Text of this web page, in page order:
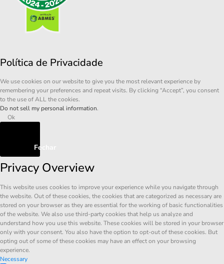
Política de Privacidade
We use cookies on our website to give you the most relevant experience by
remembering your preferences and repeat visits. By clicking “Accept”, you consent
to the use of ALL the cookies.
Do not sell my personal information.
Ok
Fechar
Privacy Overview
This website uses cookies to improve your experience while you navigate through
the website. Out of these cookies, the cookies that are categorized as necessary are
stored on your browser as they are essential for the working of basic functionalities
of the website. We also use third-party cookies that help us analyze and
understand how you use this website. These cookies will be stored in your browser
only with your consent. You also have the option to opt-out of these cookies. But
opting out of some of these cookies may have an effect on your browsing
experience.
Necessary